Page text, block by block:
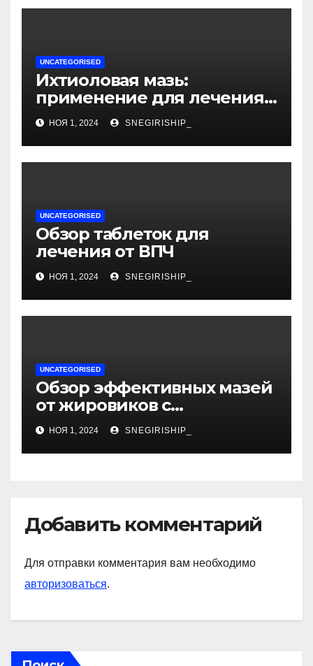
UNCATEGORISED
Ихтиоловая мазь:
применение для лечения
фурункулов
НОЯ 1, 2024 SNEGIRISHIP_
UNCATEGORISED
Обзор таблеток для
лечения от ВПЧ
НОЯ 1, 2024 SNEGIRISHIP_
UNCATEGORISED
Обзор эффективных мазей
от жировиков с
рассасывающим эффектом
НОЯ 1, 2024 SNEGIRISHIP_
Добавить комментарий
Для отправки комментария вам необходимо
авторизоваться.